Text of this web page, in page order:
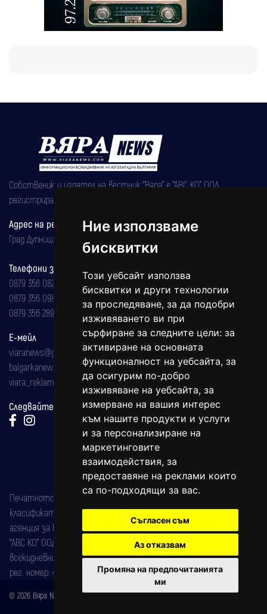
Ние използваме
бисквитки
Този уебсайт използва
бисквитки и други технологии
за проследяване, за да подобри
изживяването ви при
сърфиране за следните цели: за
активиране на основната
функционалност на уебсайта, за
да осигурим по-добро
изживяване на уебсайта, за
измерване на вашия интерес
към нашите продукти и услуги
и за персонализиране на
маркетинговите
взаимодействия, за
предоставяне на реклами които
са по-подходящи за вас.
Съгласен съм
Аз отказвам
Промяна на предпочитанията
ми
Собственик и издател на вестник "Вяра" е "АВС КО" ООД,
регистрирана на 08.05.2002 година.
Адрес на редакцията
Град Дупница, ул.''Христо Ботев" 43
Телефони за реклама и абонаменти
0879 356 082
0879 356 098
0879 356 289
Е-мейл
viaranews@gmail.com
balgarkanews@gmail.com
viara_reklama@mail.bg
Следвайте ни:
Печатното издание на вестника е регистрирано в националния
класификатор на печатните издания (Българска национална
агенция за ISSN) под номер: ISSN 1312-4722.
"АВС КО" ООД е притежател на марката: Вяра информационен
всекидневник на югозападна България, със свидетелство за марка
рег. номер: 47857/11.05.2004 година.
© 2026 Вяра News Всички права запазени!